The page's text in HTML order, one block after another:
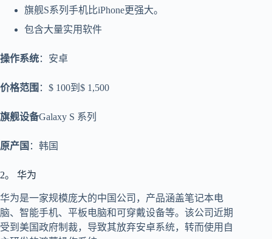
旗舰S系列手机比iPhone更强大。
包含大量实用软件
操作系统：安卓
价格范围 ：$ 100到$ 1,500
旗舰设备Galaxy S 系列
原产国 ：韩国
2。 华为
华为是一家规模庞大的中国公司，产品涵盖笔记本电
脑、智能手机、平板电脑和可穿戴设备等。该公司近期
受到美国政府制裁，导致其放弃安卓系统，转而使用自